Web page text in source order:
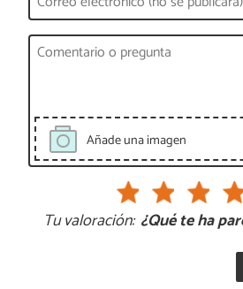
Añade una imagen
Tu valoración: ¿Qué te ha